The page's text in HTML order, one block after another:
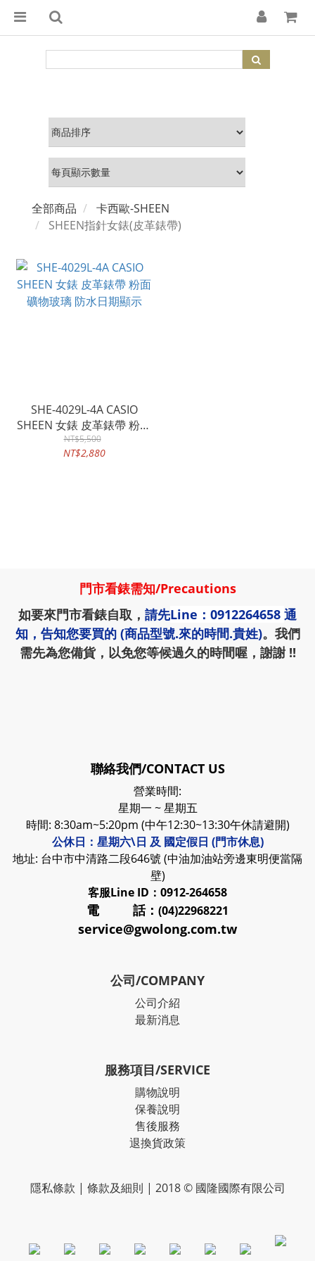
全部商品
卡西歐-SHEEN
SHEEN指針女錶(皮革錶帶)
SHE-4029L-4A CASIO
SHEEN 女錶 皮革錶帶 粉面
礦物玻璃 防水日期顯示
NT$5,500
NT$2,880
門市看錶需知/Precautions
如要來門市看錶自取， 請先Line：0912264658 通
知，告知您要買的 (商品型號.來的時間.貴姓)。我們
需先為您備貨，以免您等候過久的時間喔，謝謝 !!
聯絡我們/CONTACT US
營業時間:
星期一 ~ 星期五
時間: 8:30am~5:20pm (中午12:30~13:30午休請避開)
公休日：星期六\日 及 國定假日 (門市休息)
地址: 台中市中清路二段646號 (中油加油站旁邊東明便當隔
壁)
客服Line ID：0912-264658
電 話： (04)22968221
service@gwolong.com.tw
公司/COMPANY
公司介紹
最新消息
服務項目/SERVICE
購物說明
保養說明
售後服務
退換貨政策
隱私條款 | 條款及細則 | 2018 © 國隆國際有限公司